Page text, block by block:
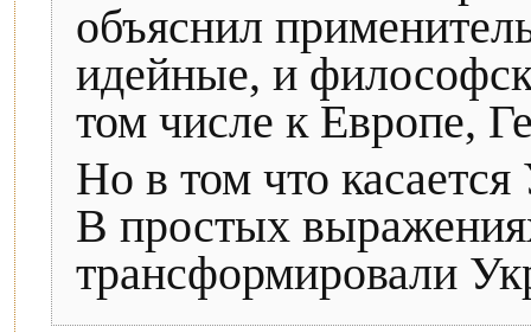
объяснил
идейные, и
том числе к Европе,
Но в том что
В простых
трансформировали